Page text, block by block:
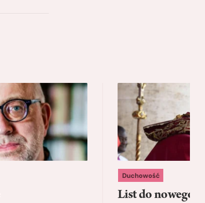
Duchowość
List do nowego